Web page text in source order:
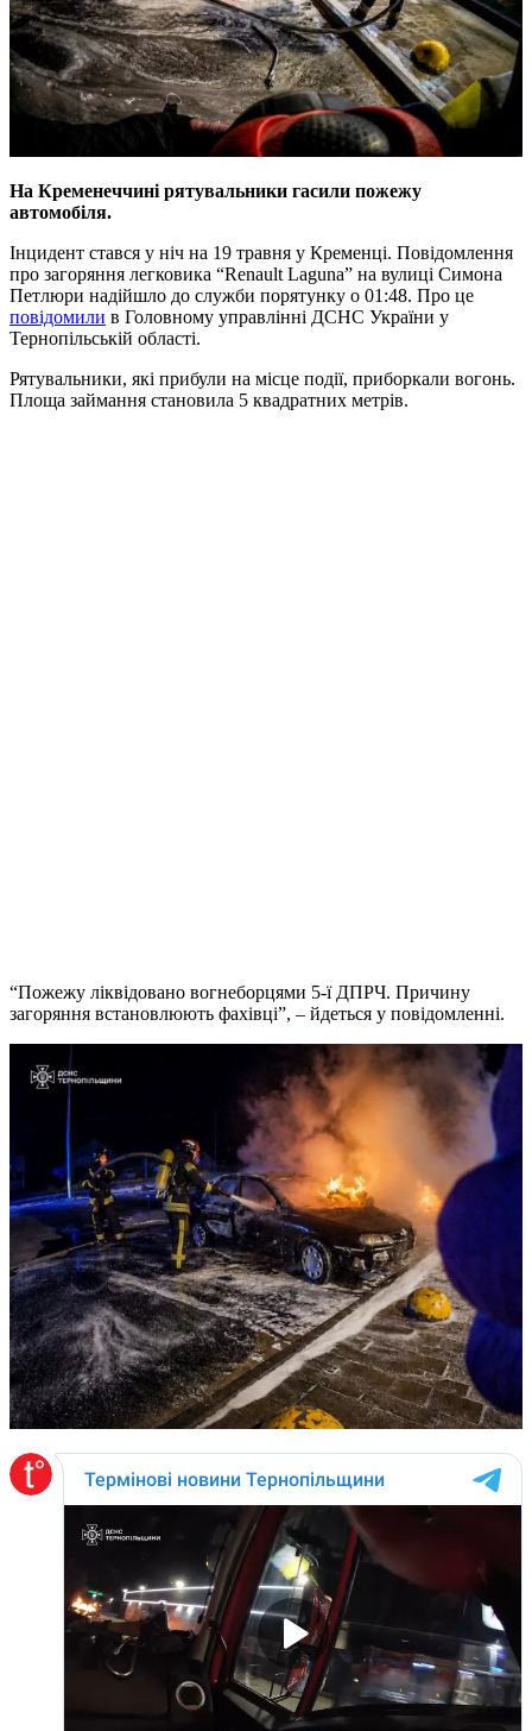
На Кременеччині рятувальники гасили пожежу
автомобіля.
Інцидент стався у ніч на 19 травня у Кременці. Повідомлення
про загоряння легковика “Renault Laguna” на вулиці Симона
Петлюри надійшло до служби порятунку о 01:48. Про це
повідомили в Головному управлінні ДСНС України у
Тернопільській області.
Рятувальники, які прибули на місце події, приборкали вогонь.
Площа займання становила 5 квадратних метрів.
“Пожежу ліквідовано вогнеборцями 5-ї ДПРЧ. Причину
загоряння встановлюють фахівці”, – йдеться у повідомленні.